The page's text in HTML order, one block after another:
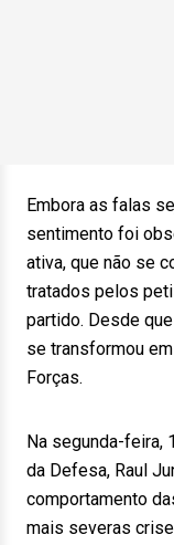
Embora as falas
sentimento foi
ativa, que não se
tratados pelos
partido. Desde
se transformou
Forças.
Na segunda-feira,
da Defesa, Raul
comportamento
mais severas